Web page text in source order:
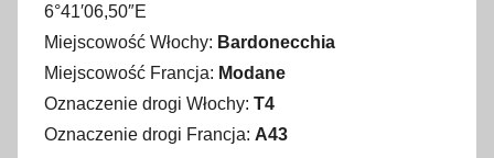
6°41′06,50″E
Miejscowość Włochy: Bardonecchia
Miejscowość Francja: Modane
Oznaczenie drogi Włochy: T4
Oznaczenie drogi Francja: A43